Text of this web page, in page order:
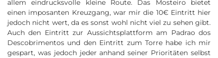
allem eindrucksvolle kleine Route. Das Mosteiro bietet
einen imposanten Kreuzgang, war mir die 10€ Eintritt hier
jedoch nicht wert, da es sonst wohl nicht viel zu sehen gibt.
Auch den Eintritt zur Aussichtsplattform am Padrao dos
Descobrimentos und den Eintritt zum Torre habe ich mir
gespart, was jedoch jeder anhand seiner Prioritäten selbst